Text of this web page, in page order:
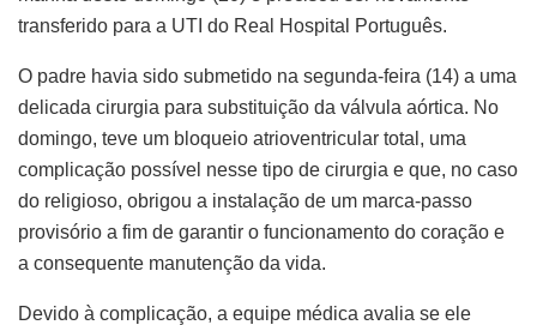
transferido para a UTI do Real Hospital Português.
O padre havia sido submetido na segunda-feira (14) a uma
delicada cirurgia para substituição da válvula aórtica. No
domingo, teve um bloqueio atrioventricular total, uma
complicação possível nesse tipo de cirurgia e que, no caso
do religioso, obrigou a instalação de um marca-passo
provisório a fim de garantir o funcionamento do coração e
a consequente manutenção da vida.
Devido à complicação, a equipe médica avalia se ele